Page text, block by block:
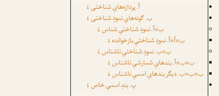
آ. پردازه‌هایِ شناختی↓
ب. گونه‌هایِ نمودِ شناختی↓
ب×آ. نمودِ شناختیِ شناس↓
ب×آ×آ. نمودِ شناختیِ بازخوانده↓
ب×ب. نمودِ شناختیِ ناشناس↓
ب×ب×آ. بندهایِ شمارشیِ ناشناس↓
ب×ب×ب. دیگر بندهایِ اسمیِ ناشناس↓
پ. بندِ اسمیِ خاص↓